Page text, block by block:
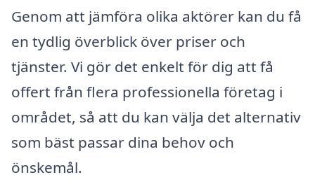
Genom att jämföra olika aktörer kan du få
en tydlig överblick över priser och
tjänster. Vi gör det enkelt för dig att få
offert från flera professionella företag i
området, så att du kan välja det alternativ
som bäst passar dina behov och
önskemål.